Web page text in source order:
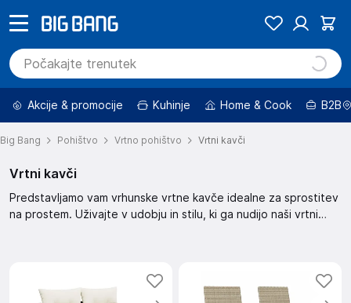
Akcije & promocije Kuhinje Home & Cook B2B
Big Bang Pohištvo Vrtno pohištvo Vrtni kavči
Vrtni kavči
Predstavljamo vam vrhunske vrtne kavče idealne za sprostitev
na prostem. Uživajte v udobju in stilu, ki ga nudijo naši vrtni